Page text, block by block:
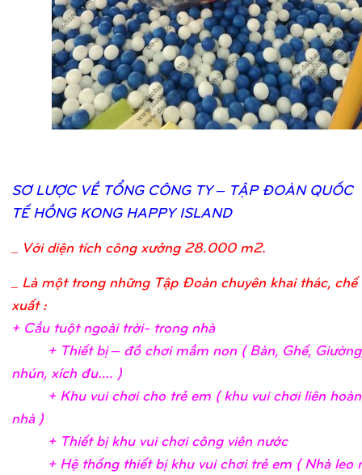
SƠLƯỢC VỀTỔNG CÔNG TY – TẬP ĐOÀN QUỐC
TẾHỒNG KONG HAPPY ISLAND
Với diện tích công xưởng 28.000 m2.
_ Là một trong những Tập Đoàn chuyên khai thác, chế
xuất :
+ Cầu tuột ngoài trời- trong nhà
+ Thiết bị– đồchơi mầm non ( Bàn, Ghế, Giườ
nhún, xích đu…. )
+ Khu vui chơi cho trẻem ( khu vui chơi liên
nhà )
+ Thiết bịkhu vui chơi công viên nước
+ Hệthống thiết bịkhu vui chơi trẻem ( Nhà leo